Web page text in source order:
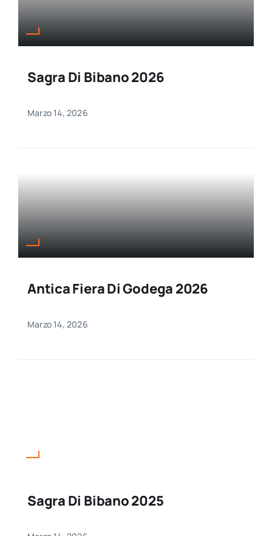
Sagra Di Bibano 2026
Marzo 14, 2026
Antica Fiera Di Godega 2026
Marzo 14, 2026
Sagra Di Bibano 2025